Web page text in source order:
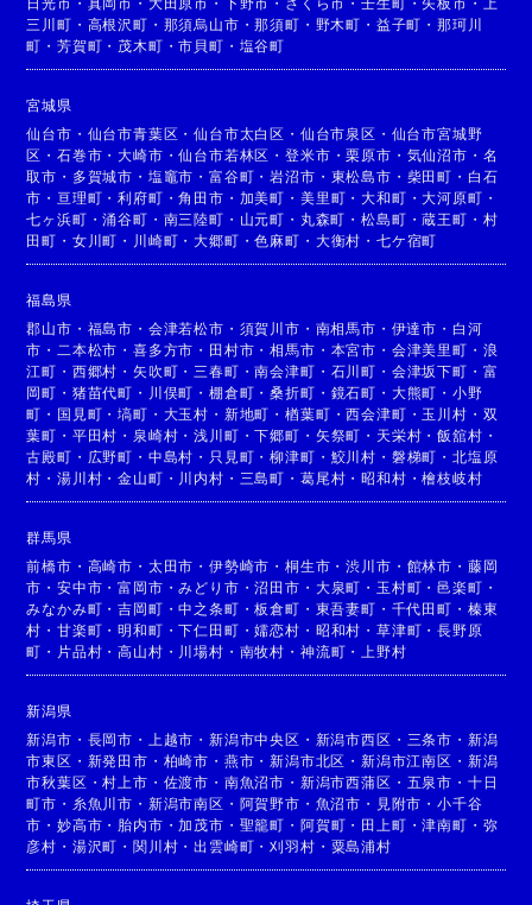
三川町 ・ 高根沢町 ・ 那須烏山市 ・那須町 ・ 野木町 ・ 益子町 ・那珂川
町 ・芳賀町 ・ 茂木町 ・市貝町 ・ 塩谷町
宮城県
仙台市 ・ 仙台市青葉区 ・仙台市太白区 ・ 仙台市泉区 ・ 仙台市宮城野
区 ・石巻市 ・大崎市 ・仙台市若林区 ・登米市 ・栗原市 ・ 気仙沼市 ・ 名
取市 ・ 多賀城市 ・ 塩竈市 ・富谷町 ・岩沼市 ・ 東松島市 ・ 柴田町 ・ 白石
市 ・ 亘理町 ・利府町 ・角田市 ・ 加美町 ・ 美里町 ・大和町 ・大河原町 ・
七ヶ浜町 ・涌谷町 ・ 南三陸町 ・ 山元町 ・ 丸森町 ・松島町 ・蔵王町 ・ 村
田町 ・ 女川町 ・ 川崎町 ・大郷町 ・色麻町 ・ 大衡村 ・ 七ケ宿町
福島県
郡山市 ・ 福島市 ・ 会津若松市 ・ 須賀川市 ・ 南相馬市 ・ 伊達市 ・ 白河
市 ・ 二本松市 ・喜多方市 ・ 田村市 ・相馬市 ・ 本宮市 ・ 会津美里町 ・ 浪
江町 ・ 西郷村 ・矢吹町 ・ 三春町 ・南会津町 ・ 石川町 ・ 会津坂下町 ・ 富
岡町 ・ 猪苗代町 ・ 川俣町 ・棚倉町 ・桑折町 ・ 鏡石町 ・ 大熊町 ・ 小野
町 ・ 国見町 ・塙町 ・ 大玉村 ・ 新地町 ・楢葉町 ・西会津町 ・ 玉川村 ・ 双
葉町 ・ 平田村 ・ 泉崎村 ・浅川町 ・下郷町 ・ 矢祭町 ・ 天栄村 ・飯舘村 ・
古殿町 ・ 広野町 ・ 中島村 ・ 只見町 ・柳津町 ・ 鮫川村 ・ 磐梯町 ・ 北塩原
村 ・湯川村 ・金山町 ・ 川内村 ・ 三島町 ・ 葛尾村 ・昭和村 ・檜枝岐村
群馬県
前橋市 ・ 高崎市 ・ 太田市 ・伊勢崎市 ・桐生市 ・渋川市 ・ 館林市 ・ 藤岡
市 ・安中市 ・富岡市 ・みどり市 ・沼田市 ・ 大泉町 ・ 玉村町 ・邑楽町 ・
みなかみ町 ・吉岡町 ・中之条町 ・板倉町 ・ 東吾妻町 ・ 千代田町 ・ 榛東
村 ・甘楽町 ・明和町 ・下仁田町 ・嬬恋村 ・ 昭和村 ・ 草津町 ・長野原
町 ・ 片品村 ・高山村 ・ 川場村 ・ 南牧村 ・ 神流町 ・ 上野村
新潟県
新潟市 ・ 長岡市 ・ 上越市 ・新潟市中央区 ・ 新潟市西区 ・ 三条市 ・ 新潟
市東区 ・ 新発田市 ・ 柏崎市 ・ 燕市 ・新潟市北区 ・新潟市江南区 ・ 新潟
市秋葉区 ・村上市 ・ 佐渡市 ・ 南魚沼市 ・ 新潟市西蒲区 ・ 五泉市 ・ 十日
町市 ・ 糸魚川市 ・ 新潟市南区 ・ 阿賀野市 ・ 魚沼市 ・ 見附市 ・小千谷
市 ・妙高市 ・ 胎内市 ・加茂市 ・ 聖籠町 ・ 阿賀町 ・ 田上町 ・津南町 ・ 弥
彦村 ・ 湯沢町 ・関川村 ・出雲崎町 ・刈羽村 ・ 粟島浦村